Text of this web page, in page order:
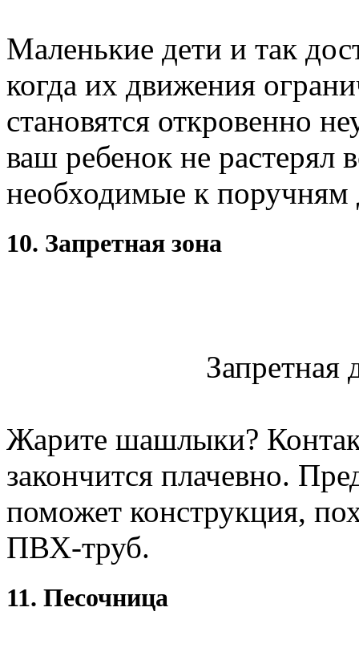
Маленькие дети и так
когда их движения
становятся откровенно
ваш ребенок не растерял
необходимые к поручням
10. Запретная зона
Запретная
Жарите шашлыки?
закончится плачевно.
поможет конструкция,
ПВХ-труб.
11. Песочница